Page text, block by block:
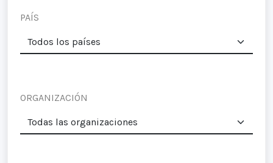
PAÍS
ORGANIZACIÓN